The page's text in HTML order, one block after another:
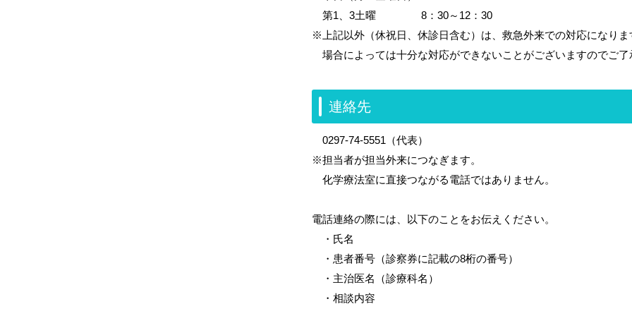
第1、3土曜 8：30～12：30
※上記以外（休祝日、休診日含む）は、救急外来での対応になりま
場合によっては十分な対応ができないことがございますのでご了
連絡先
0297-74-5551（代表）
※担当者が担当外来につなぎます。
化学療法室に直接つながる電話ではありません。
電話連絡の際には、以下のことをお伝えください。
・氏名
・患者番号（診察券に記載の8桁の番号）
・主治医名（診療科名）
・相談内容